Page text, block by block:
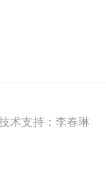
术支持：李春琳